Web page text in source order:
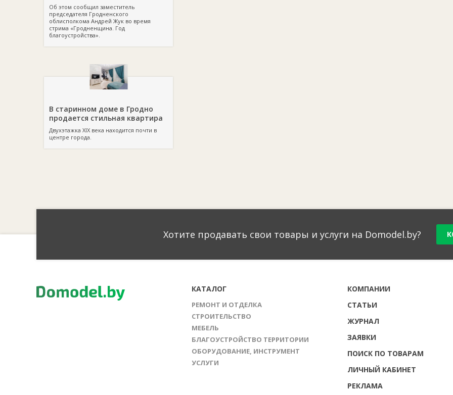
Об этом сообщил заместитель
председателя Гродненского
облисполкома Андрей Жук во время
стрима «Гродненщина. Год
благоустройства».
В старинном доме в Гродно
продается стильная квартира
Двухэтажка XIX века находится почти в
центре города.
Хотите продавать свои товары и услуги на Domodel.by?
КАТАЛОГ
РЕМОНТ И ОТДЕЛКА
СТРОИТЕЛЬСТВО
МЕБЕЛЬ
БЛАГОУСТРОЙСТВО ТЕРРИТОРИИ
ОБОРУДОВАНИЕ, ИНСТРУМЕНТ
УСЛУГИ
КОМПАНИИ
СТАТЬИ
ЖУРНАЛ
ЗАЯВКИ
ПОИСК ПО ТОВАРАМ
ЛИЧНЫЙ КАБИНЕТ
РЕКЛАМА